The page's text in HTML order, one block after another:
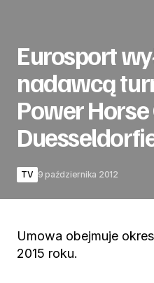
Eurosport
nadawcą
Power
TV 9 października 2012
Umowa obejmuje
2015 roku.